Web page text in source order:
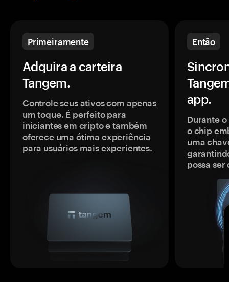
Primeiramente
Adquira a carteira
Tangem.
Controle seus ativos com apenas
um toque. É perfeito para
iniciantes em cripto e também
oferece uma ótima experiência
para usuários mais experientes.
Então
app.
Durante
o chip
uma
possa